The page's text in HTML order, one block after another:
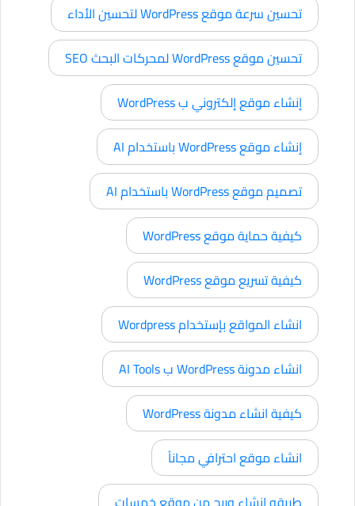
تحسين سرعة موقع WordPress لتحسين الأداء
تحسين موقع WordPress لمحركات البحث SEO
إنشاء موقع إلكتروني ب WordPress
إنشاء موقع WordPress باستخدام AI
تصميم موقع WordPress باستخدام AI
كيفية حماية موقع WordPress
كيفية تسريع موقع WordPress
انشاء المواقع بإستخدام Wordpress
انشاء مدونة WordPress ب AI Tools
كيفية انشاء مدونة WordPress
انشاء موقع احترافي مجاناً